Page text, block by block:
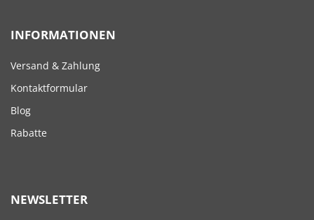
INFORMATIONEN
Versand & Zahlung
Kontaktformular
Blog
Rabatte
NEWSLETTER